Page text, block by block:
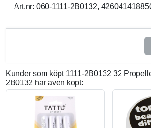
Art.nr: 060-1111-2B0132,
Kunder som köpt 1111-2B0132 32
2B0132 har även köpt: